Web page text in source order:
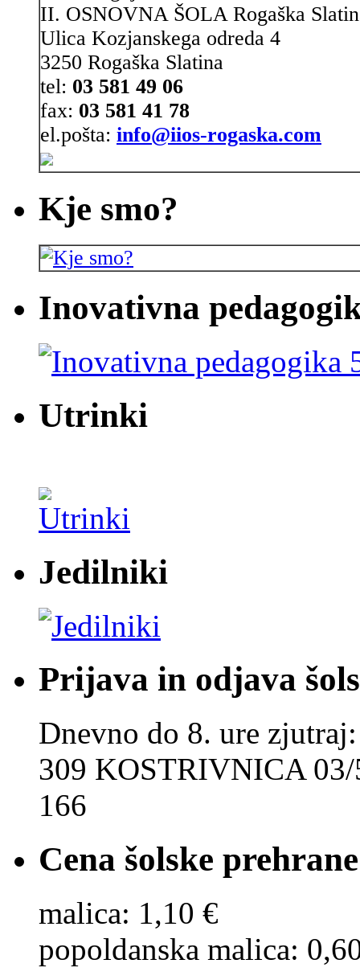
II. OSNOVNA ŠOLA Rogaška
Ulica Kozjanskega odreda 4
3250 Rogaška Slatina
tel: 03 581 49 06
fax: 03 581 41 78
el.pošta: info@iios-rogaska.com
Kje smo?
Inovativna
Utrinki
Jedilniki
Prijava in odjava
Dnevno do 8. ure
309 KOSTRIVNICA
166
Cena šolske prehrane
malica: 1,10 €
popoldanska malica: